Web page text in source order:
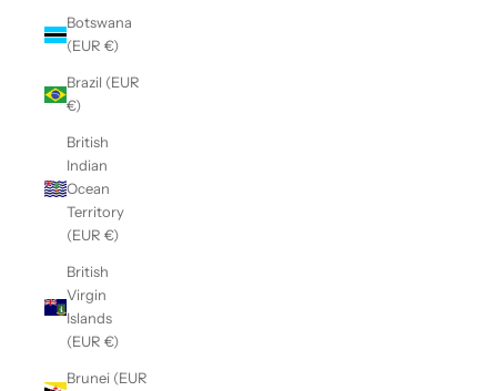
Botswana
(EUR €)
Brazil (EUR
€)
British
Indian
Ocean
Territory
(EUR €)
British
Virgin
Islands
(EUR €)
Brunei (EUR